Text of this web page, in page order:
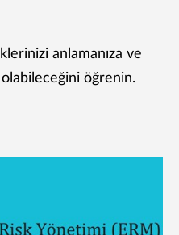
anlamanıza ve
olabileceğini öğrenin.